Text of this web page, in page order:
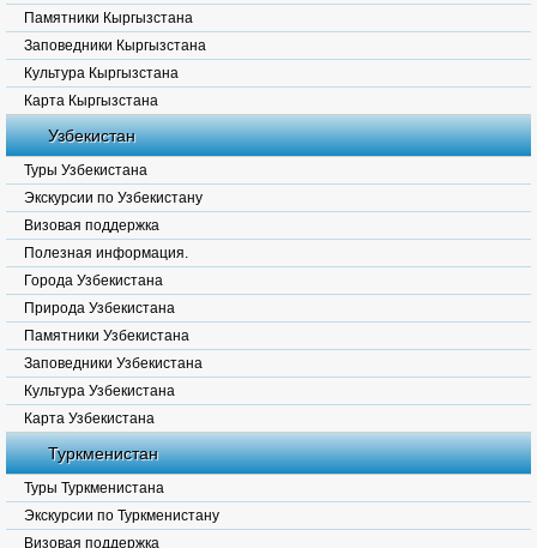
Памятники Кыргызстана
Заповедники Кыргызстана
Культура Кыргызстана
Карта Кыргызстана
Узбекистан
Туры Узбекистана
Экскурсии по Узбекистану
Визовая поддержка
Полезная информация.
Города Узбекистана
Природа Узбекистана
Памятники Узбекистана
Заповедники Узбекистана
Культура Узбекистана
Карта Узбекистана
Туркменистан
Туры Туркменистана
Экскурсии по Туркменистану
Визовая поддержка